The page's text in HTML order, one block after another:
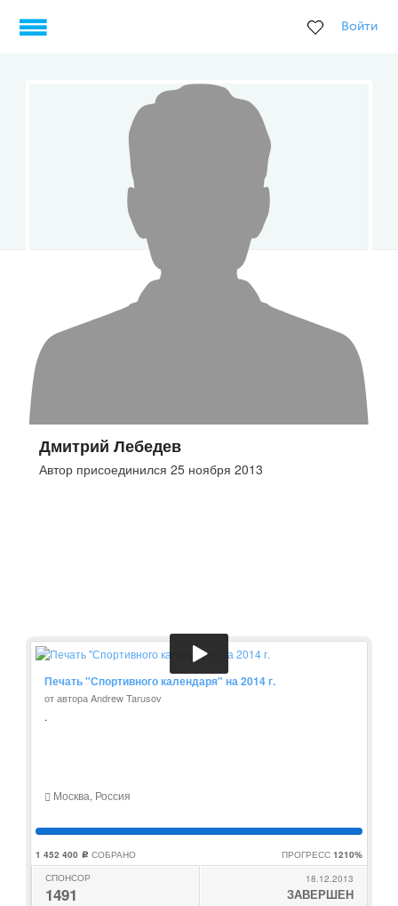
Войти
Дмитрий Лебедев
Автор присоединился 25 ноября 2013
Печать "Спортивного календаря" на 2014 г.
от автора Andrew Tarusov
.
Москва, Россия
1 452 400 c СОБРАНО ПРОГРЕСС 1210%
СПОНСОР
1491
18.12.2013
ЗАВЕРШЕН